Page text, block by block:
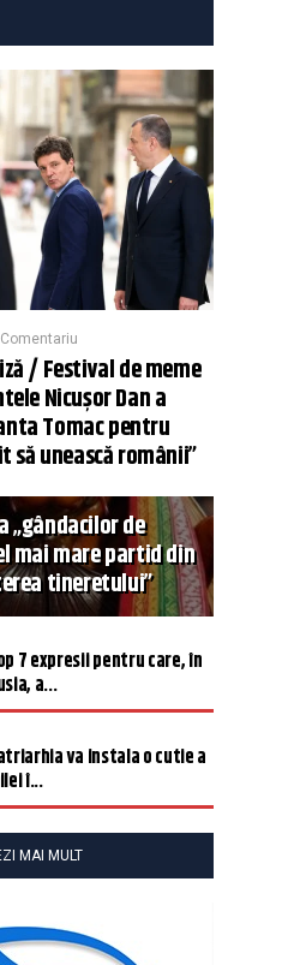
/ Festival de meme
Nicușor Dan a
Tomac pentru
să unească românii”
„gândacilor de
mai mare partid din
tineretului”
7 expresii pentru care, în
a...
va instala o cutie a
î...
MAI MULT